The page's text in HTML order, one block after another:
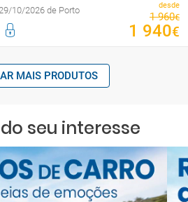
10/2026 de Porto desde
1 960€
1 940€
MAIS PRODUTOS
seu interesse